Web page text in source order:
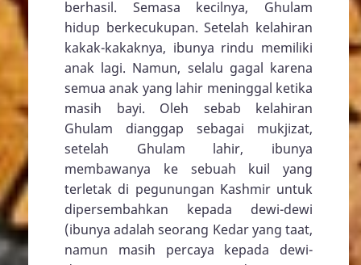
Karunia-Ku Cukup
Bagimu)
Diringkas oleh: Novita Yuniarti
Ghulam Masih Naaman dilahirkan di
Jammu, Kashmir. Ia adalah anak ke-5
dari enam bersaudara. Ayahnya adalah
seorang tuan tanah yang sangat
berhasil. Semasa kecilnya, Ghulam
hidup berkecukupan. Setelah kelahiran
kakak-kakaknya, ibunya rindu memiliki